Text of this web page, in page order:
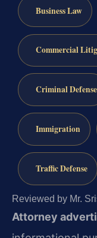
Business Law
Commercial
Criminal Defense
Immigration
Traffic Defense
Reviewed by Mr.
Attorney